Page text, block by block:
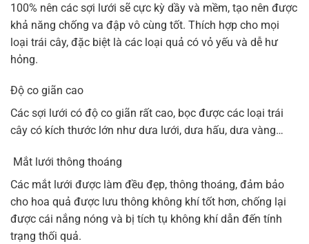
100% nên các sợi lưới sẽ cực kỳ dầy và mềm, tạo nên được
khả năng chống va đập vô cùng tốt. Thích hợp cho mọi
loại trái cây, đặc biệt là các loại quả có vỏ yếu và dễ hư
hỏng.
Độ co giãn cao
Các sợi lưới có độ co giãn rất cao, bọc được các loại trái
cây có kích thước lớn như dưa lưới, dưa hấu, dưa vàng…
Mắt lưới thông thoáng
Các mắt lưới được làm đều đẹp, thông thoáng, đảm bảo
cho hoa quả được lưu thông không khí tốt hơn, chống lại
được cái nắng nóng và bị tích tụ không khí dẫn đến tính
trạng thối quả.